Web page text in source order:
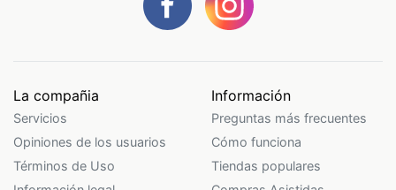
La compañia
Servicios
Opiniones de los usuarios
Términos de Uso
Información
Preguntas más frecuentes
Cómo funciona
Tiendas populares